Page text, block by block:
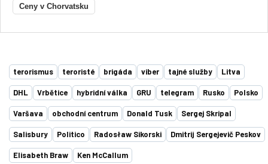
Ceny v Chorvatsku
terorismus teroristé brigáda viber tajné služby Litva
DHL Vrbětice hybridní válka GRU telegram Rusko Polsko
Varšava obchodní centrum Donald Tusk Sergej Skripal
Salisbury Politico Radosław Sikorski Dmitrij Sergejevič Peskov
Elisabeth Braw Ken McCallum